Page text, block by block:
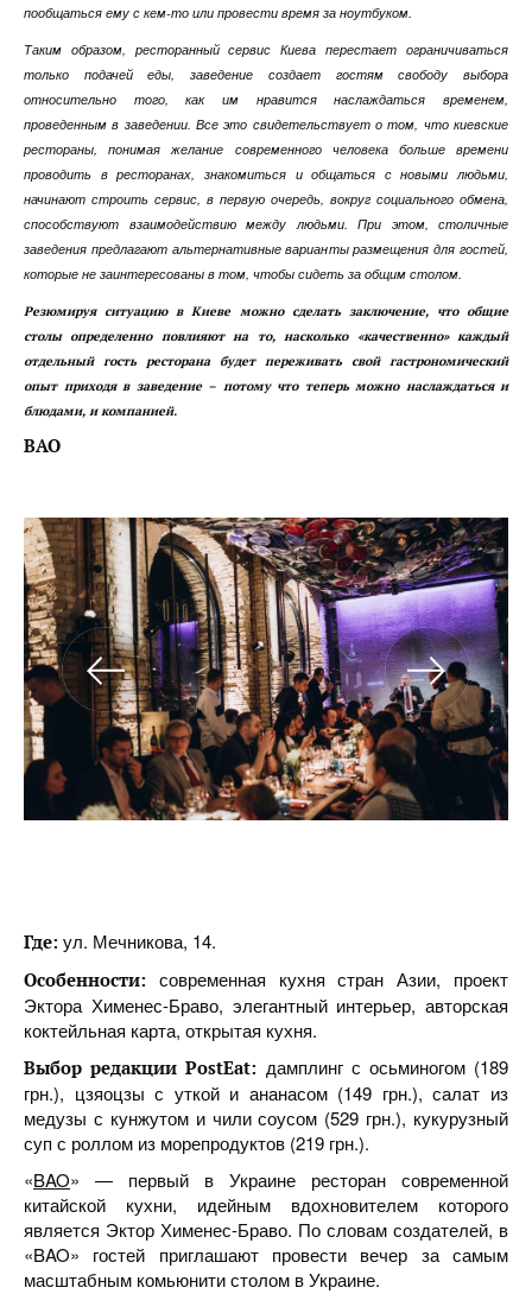
пообщаться ему с кем-то или провести время за ноутбуком.
Таким образом, ресторанный сервис Киева перестает ограничиваться
только подачей еды, заведение создает гостям свободу выбора
относительно того, как им нравится наслаждаться временем,
проведенным в заведении. Все это свидетельствует о том, что киевские
рестораны, понимая желание современного человека больше времени
проводить в ресторанах, знакомиться и общаться с новыми людьми,
начинают строить сервис, в первую очередь, вокруг социального обмена,
способствуют взаимодействию между людьми. При этом, столичные
заведения предлагают альтернативные варианты размещения для гостей,
которые не заинтересованы в том, чтобы сидеть за общим столом.
Резюмируя ситуацию в Киеве можно сделать заключение, что общие
столы определенно повлияют на то, насколько «качественно» каждый
отдельный гость ресторана будет переживать свой гастрономический
опыт приходя в заведение – потому что теперь можно наслаждаться и
блюдами, и компанией.
BAO
Где: ул. Мечникова, 14.
Особенности: современная кухня стран Азии, проект
Эктора Хименес-Браво, элегантный интерьер, авторская
коктейльная карта, открытая кухня.
Выбор редакции PostEat: дамплинг с осьминогом (189
грн.), цзяоцзы с уткой и ананасом (149 грн.), салат из
медузы с кунжутом и чили соусом (529 грн.), кукурузный
суп с роллом из морепродуктов (219 грн.).
«BAO» — первый в Украине ресторан современной
китайской кухни, идейным вдохновителем которого
является Эктор Хименес-Браво. По словам создателей, в
«BAO» гостей приглашают провести вечер за самым
масштабным комьюнити столом в Украине.